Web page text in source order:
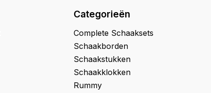
Categorieën
Complete Schaaksets
Schaakborden
Schaakstukken
Schaakklokken
Rummy